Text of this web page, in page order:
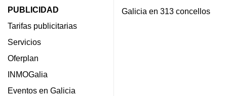
PUBLICIDAD
Tarifas publicitarias
Servicios
Oferplan
INMOGalia
Eventos en Galicia
Galicia en 313 concellos